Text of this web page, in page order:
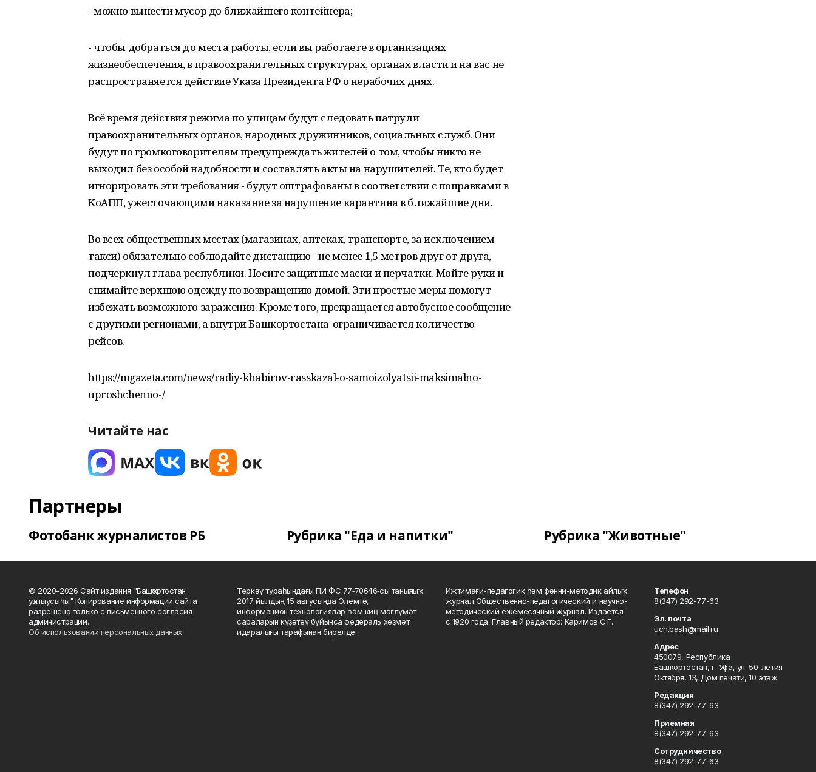
- можно вынести мусор до ближайшего контейнера;
- чтобы добраться до места работы, если вы работаете в организациях
жизнеобеспечения, в правоохранительных структурах, органах власти и на вас не
распространяется действие Указа Президента РФ о нерабочих днях.
Всё время действия режима по улицам будут следовать патрули
правоохранительных органов, народных дружинников, социальных служб. Они
будут по громкоговорителям предупреждать жителей о том, чтобы никто не
выходил без особой надобности и составлять акты на нарушителей. Те, кто будет
игнорировать эти требования - будут оштрафованы в соответствии с поправками в
КоАПП, ужесточающими наказание за нарушение карантина в ближайшие дни.
Во всех общественных местах (магазинах, аптеках, транспорте, за исключением
такси) обязательно соблюдайте дистанцию - не менее 1,5 метров друг от друга,
подчеркнул глава республики. Носите защитные маски и перчатки. Мойте руки и
снимайте верхнюю одежду по возвращению домой. Эти простые меры помогут
избежать возможного заражения. Кроме того, прекращается автобусное сообщение
с другими регионами, а внутри Башкортостана-ограничивается количество
рейсов.
https://mgazeta.com/news/radiy-khabirov-rasskazal-o-samoizolyatsii-maksimalno-
uproshchenno-/
Читайте нас
Партнеры
Фотобанк журналистов РБ Рубрика "Еда и напитки" Рубрика "Животные"
© 2020-2026 Сайт издания "Башҡортостан
уҡытыусыһы" Копирование информации сайта
разрешено только с письменного согласия
администрации.
Об использовании персональных данных
Теркәү тураһындағы ПИ ФС 77‑70646‑сы таныҡлыҡ
2017 йылдың 15 авгусында Элемтә,
информацион технологиялар һәм киң мәғлүмәт
сараларын күҙәтеү буйынса федераль хеҙмәт
идаралығы тарафынан бирелде.
Ижтимағи-педагогик һәм фәнни-методик айлыҡ
журнал Общественно-педагогический и научно-
методический ежемесячный журнал. Издается
с 1920 года. Главный редактор: Каримов С.Г.
Телефон
8(347) 292-77-63
Эл. почта
uch.bash@mail.ru
Адрес
450079, Республика
Башкортостан, г. Уфа, ул. 50-летия
Октября, 13, Дом печати, 10 этаж
Редакция
8(347) 292-77-63
Приемная
8(347) 292-77-63
Сотрудничество
8(347) 292-77-63